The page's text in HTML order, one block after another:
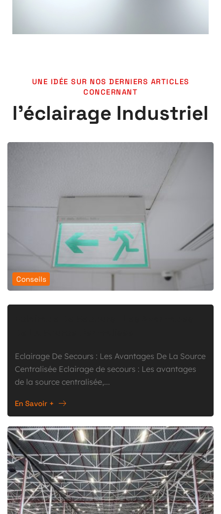
UNE IDÉE SUR NOS DERNIERS ARTICLES
CONCERNANT
l'éclairage Industriel
Conseils
Eclairage De Secours : Les Avantages De La Source
Centralisée Eclairage de secours : Les avantages
de la source centralisée,...
En Savoir +